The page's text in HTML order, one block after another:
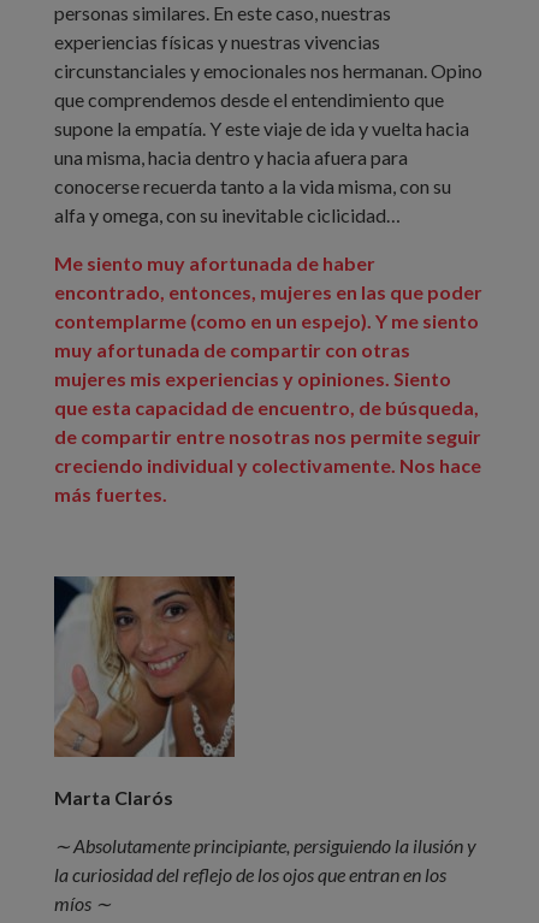
personas similares. En este caso, nuestras
experiencias físicas y nuestras vivencias
circunstanciales y emocionales nos hermanan. Opino
que comprendemos desde el entendimiento que
supone la empatía. Y este viaje de ida y vuelta hacia
una misma, hacia dentro y hacia afuera para
conocerse recuerda tanto a la vida misma, con su
alfa y omega, con su inevitable ciclicidad…
Me siento muy afortunada de haber
encontrado, entonces, mujeres en las que poder
contemplarme (como en un espejo). Y me siento
muy afortunada de compartir con otras
mujeres mis experiencias y opiniones. Siento
que esta capacidad de encuentro, de búsqueda,
de compartir entre nosotras nos permite seguir
creciendo individual y colectivamente. Nos hace
más fuertes.
Marta Clarós
∼ Absolutamente principiante, persiguiendo la ilusión y
la curiosidad del reflejo de los ojos que entran en los
míos ∼